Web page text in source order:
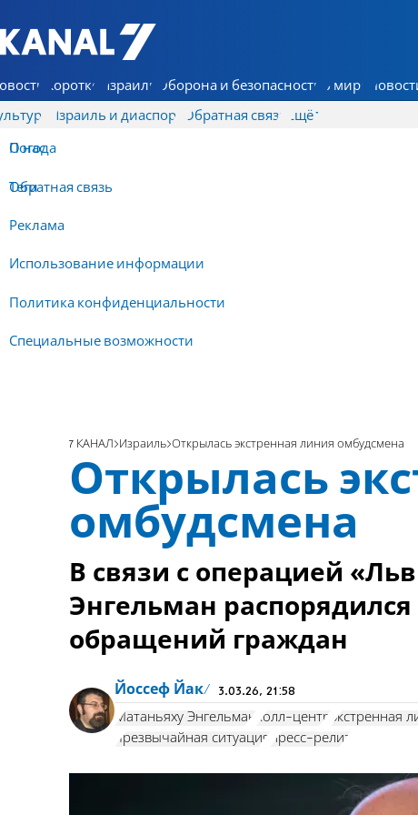
7 КАНАЛ - Аруц Шева
Коротко Израиль Оборона и безопасность В мире
Израиль и диаспора Обратная связь
О нас
Обратная связь
Реклама
Использование информации
Политика конфиденциальности
Специальные возможности
Ещё
Погода
Теги
7 КАНАЛ Израиль Открылась экстренная линия омбудсмена
Открылась
омбудсмена
В связи с операцией
Энгельман
обращений граждан
Йоссеф Йак 3.03.26, 21:58
Матаньяху Энгельман колл-центр экстренная
чрезвычайная ситуация
пресс-релиз